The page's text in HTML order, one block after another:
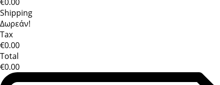
Shipping
Δωρεάν!
Tax
€0.00
Total
€0.00